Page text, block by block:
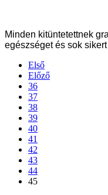
Minden kitüntetettnek
egészséget és sok sikert
Első
Előző
36
37
38
39
40
41
42
43
44
45